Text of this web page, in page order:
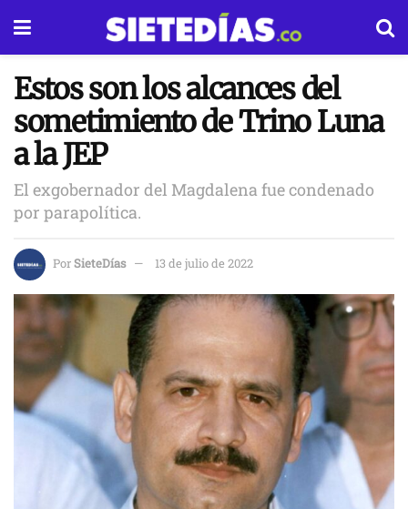
Estos son los alcances del
sometimiento de Trino Luna
a la JEP
El exgobernador del Magdalena fue condenado
por parapolítica.
PorSieteDías 13 de julio de 2022